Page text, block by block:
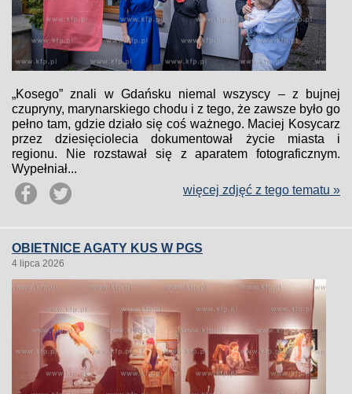
„Kosego” znali w Gdańsku niemal wszyscy – z bujnej
czupryny, marynarskiego chodu i z tego, że zawsze było go
pełno tam, gdzie działo się coś ważnego. Maciej Kosycarz
przez dziesięciolecia dokumentował życie miasta i
regionu. Nie rozstawał się z aparatem fotograficznym.
Wypełniał...
więcej zdjęć z tego tematu »
OBIETNICE AGATY KUS W PGS
4 lipca 2026